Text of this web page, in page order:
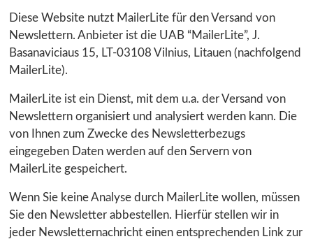
Diese Website nutzt MailerLite für den Versand von
Newslettern. Anbieter ist die UAB “MailerLite”, J.
Basanaviciaus 15, LT-03108 Vilnius, Litauen (nachfolgend
MailerLite).
MailerLite ist ein Dienst, mit dem u.a. der Versand von
Newslettern organisiert und analysiert werden kann. Die
von Ihnen zum Zwecke des Newsletterbezugs
eingegeben Daten werden auf den Servern von
MailerLite gespeichert.
Wenn Sie keine Analyse durch MailerLite wollen, müssen
Sie den Newsletter abbestellen. Hierfür stellen wir in
jeder Newsletternachricht einen entsprechenden Link zur